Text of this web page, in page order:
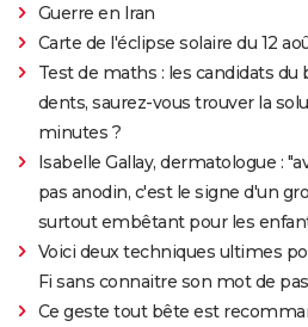
Guerre en Iran
Carte de l'éclipse solaire du 12
Test de maths : les candidats du
dents, saurez-vous trouver la
minutes ?
Isabelle Gallay, dermatologue :
pas anodin, c'est le signe d'un
surtout embêtant pour les
Voici deux techniques ultimes
Fi sans connaitre son mot de
Ce geste tout bête est